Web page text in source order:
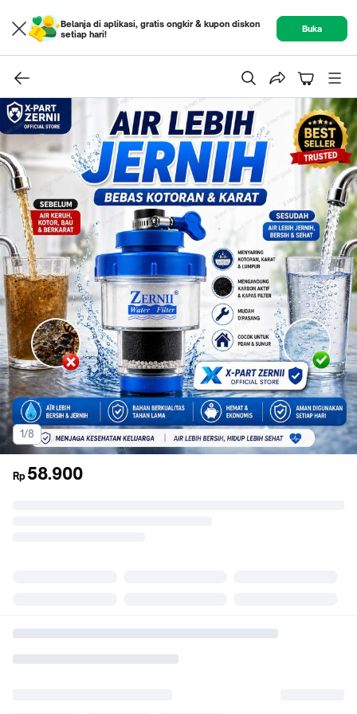
Belanja di aplikasi, gratis ongkir & kupon diskon
setiap hari!
Buka
1/8
Rp 58.900